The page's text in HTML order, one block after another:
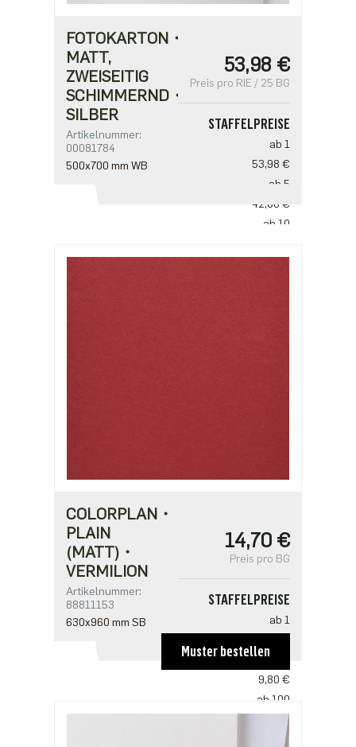
FOTOKARTON・
MATT,
ZWEISEITIG
SCHIMMERND・
SILBER
Artikelnummer:
00081784
500x700 mm WB
53,98 €
Preis pro RIE / 25 BG
STAFFELPREISE
ab 1
53,98 €
ab 5
42,86 €
ab 10
COLORPLAN・
PLAIN
(MATT)・
VERMILION
Artikelnummer:
88811153
630x960 mm SB
14,70 €
Preis pro BG
STAFFELPREISE
ab 1
ab 50
9,80 €
ab 100
9,47 €
ab 250
Muster bestellen